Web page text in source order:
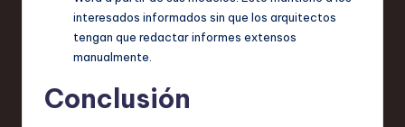
interesados informados sin que los arquitectos
tengan que redactar informes extensos
manualmente.
Conclusión